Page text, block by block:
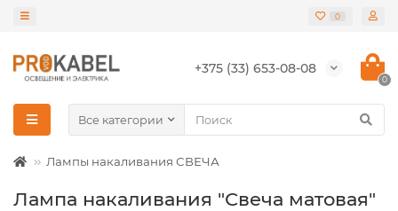
0
+375 (33) 653-08-08
0
Все категории
Лампы накаливания СВЕЧА
Лампа накаливания "Свеча матовая"